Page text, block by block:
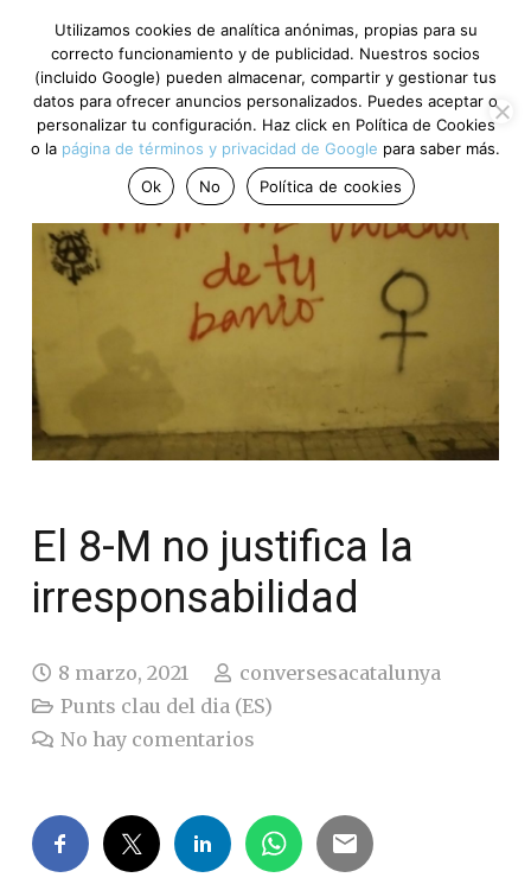
El 8-M no justifica la
irresponsabilidad
8 marzo, 2021
conversesacatalunya
Punts clau del dia (ES)
No hay comentarios
Utilizamos cookies de analítica anónimas, propias para su
correcto funcionamiento y de publicidad. Nuestros socios
(incluido Google) pueden almacenar, compartir y gestionar tus
datos para ofrecer anuncios personalizados. Puedes aceptar o
personalizar tu configuración. Haz click en Política de Cookies
o la página de términos y privacidad de Google para saber más.
Ok
No Política de cookies